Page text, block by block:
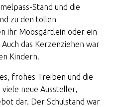
Stand und die
zu den tollen
ihr Moosgärtlein oder ein
das Kerzenziehen war
Kindern.
frohes Treiben und die
neue Aussteller,
dar. Der Schulstand war